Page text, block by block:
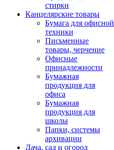
стирки
Канцелярские товары
Бумага для офисной
техники
Письменные
товары, черчение
Офисные
принадлежности
Бумажная
продукция для
офиса
Бумажная
продукция для
школы
Папки, системы
архивации
Дача, сад и огород